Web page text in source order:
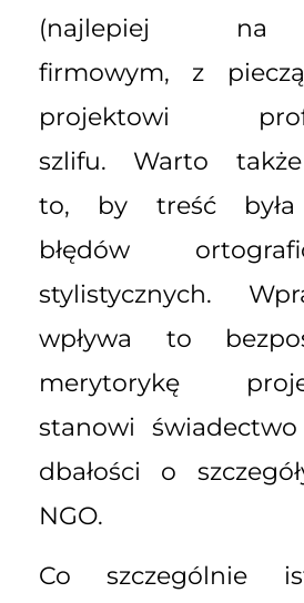
(najlepiej na
firmowym, z
projektowi
szlifu. Warto
to, by treść
błędów
stylistycznych.
wpływa to
merytorykę
stanowi
dbałości o
NGO.
Co szczególnie